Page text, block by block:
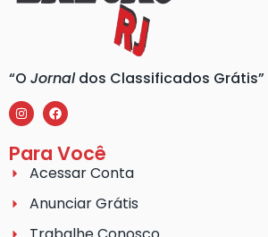
“O Jornaldos Classificados Grátis”
Para Você
Acessar Conta
Anunciar Grátis